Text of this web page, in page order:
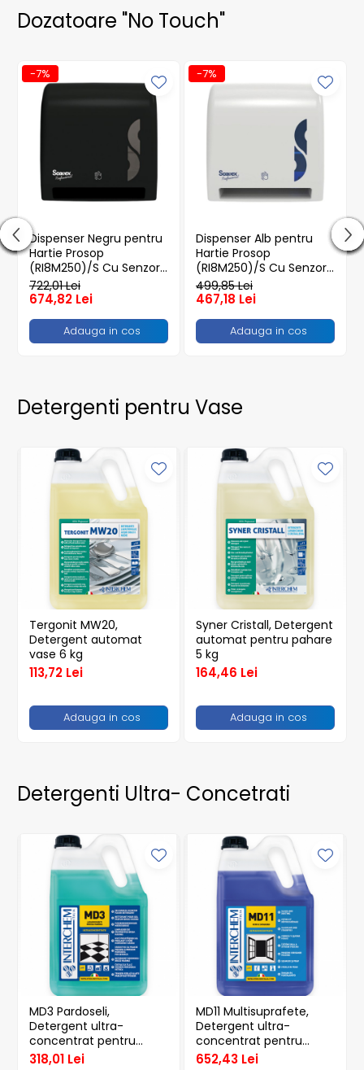
Dozatoare "No Touch"
-7%
Dispenser Negru pentru
Hartie Prosop
(RI8M250)/S Cu Senzor,
Negru, 35.2 x 33 x 21.1
cm/ 1 buc
722,01 Lei
674,82 Lei
Adauga in cos
-7%
Dispenser Alb pentru
Hartie Prosop
(RI8M250)/S Cu Senzor,
Alb, 35.2 x 33 x 21.1 cm/ 1
buc
499,85 Lei
467,18 Lei
Adauga in cos
Detergenti pentru Vase
Tergonit MW20,
Detergent automat
vase 6 kg
113,72 Lei
Adauga in cos
Syner Cristall, Detergent
automat pentru pahare
5 kg
164,46 Lei
Adauga in cos
Detergenti Ultra- Concetrati
MD3 Pardoseli,
Detergent ultra-
concentrat pentru
pardoseala 5 kg
318,01 Lei
MD11 Multisuprafete,
Detergent ultra-
concentrat pentru
sticla si mobilier 5 kg
652,43 Lei